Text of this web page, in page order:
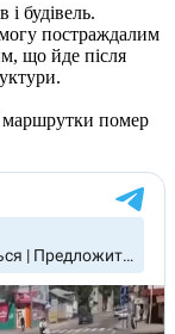
будівель.
постраждалим
що йде після
маршрутки помер